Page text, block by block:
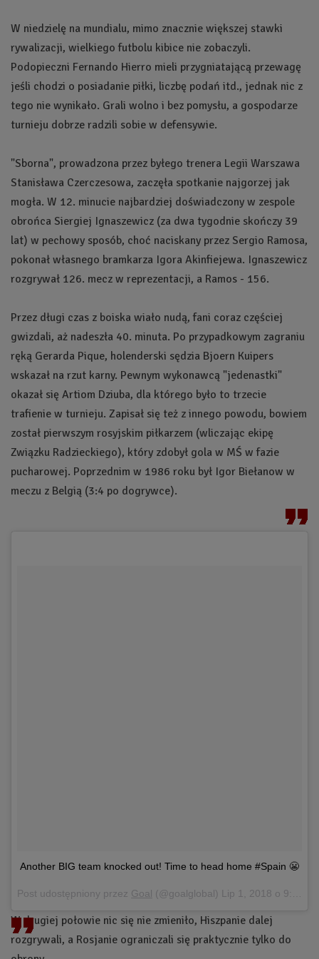
W niedzielę na mundialu, mimo znacznie większej stawki
rywalizacji, wielkiego futbolu kibice nie zobaczyli.
Podopieczni Fernando Hierro mieli przygniatającą przewagę
jeśli chodzi o posiadanie piłki, liczbę podań itd., jednak nic z
tego nie wynikało. Grali wolno i bez pomysłu, a gospodarze
turnieju dobrze radzili sobie w defensywie.
"Sborna", prowadzona przez byłego trenera Legii Warszawa
Stanisława Czerczesowa, zaczęła spotkanie najgorzej jak
mogła. W 12. minucie najbardziej doświadczony w zespole
obrońca Siergiej Ignaszewicz (za dwa tygodnie skończy 39
lat) w pechowy sposób, choć naciskany przez Sergio Ramosa,
pokonał własnego bramkarza Igora Akinfiejewa. Ignaszewicz
rozgrywał 126. mecz w reprezentacji, a Ramos - 156.
Przez długi czas z boiska wiało nudą, fani coraz częściej
gwizdali, aż nadeszła 40. minuta. Po przypadkowym zagraniu
ręką Gerarda Pique, holenderski sędzia Bjoern Kuipers
wskazał na rzut karny. Pewnym wykonawcą "jedenastki"
okazał się Artiom Dziuba, dla którego było to trzecie
trafienie w turnieju. Zapisał się też z innego powodu, bowiem
został pierwszym rosyjskim piłkarzem (wliczając ekipę
Związku Radzieckiego), który zdobył gola w MŚ w fazie
pucharowej. Poprzednim w 1986 roku był Igor Biełanow w
meczu z Belgią (3:4 po dogrywce).
Another BIG team knocked out! Time to head home #Spain 😬
Post udostępniony przez Goal (@goalglobal) Lip 1, 2018 o 9:47 PDT
W drugiej połowie nic się nie zmieniło, Hiszpanie dalej
rozgrywali, a Rosjanie ograniczali się praktycznie tylko do